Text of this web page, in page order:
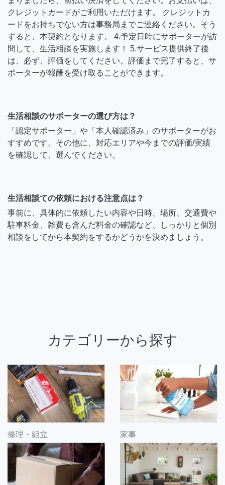
クレジットカードがご利用いただけます。 クレジットカ
ードをお持ちでない方は事務局までご連絡ください。そう
すると、本契約となります。 4.予定日時にサポーターが訪
問して、生活相談を実施します！ 5.サービス提供終了後
は、必ず、評価をしてください。評価まで完了すると、サ
ポーターが報酬を受け取ることができます。
生活相談のサポーターの選び方は？
「認定サポーター」や「本人確認済み」のサポーターがお
すすめです。その他に、対応エリアや今までの評価/実績
を確認して、選んでください。
生活相談ての依頼における注意点は？
事前に、具体的に依頼したい内容や日時、場所、交通費や
駐車料金、雑費も含んだ料金の確認など、しっかりと個別
相談をしてから本契約をするかどうかを決めましょう。
カテゴリーから探す
修理・組立 家事